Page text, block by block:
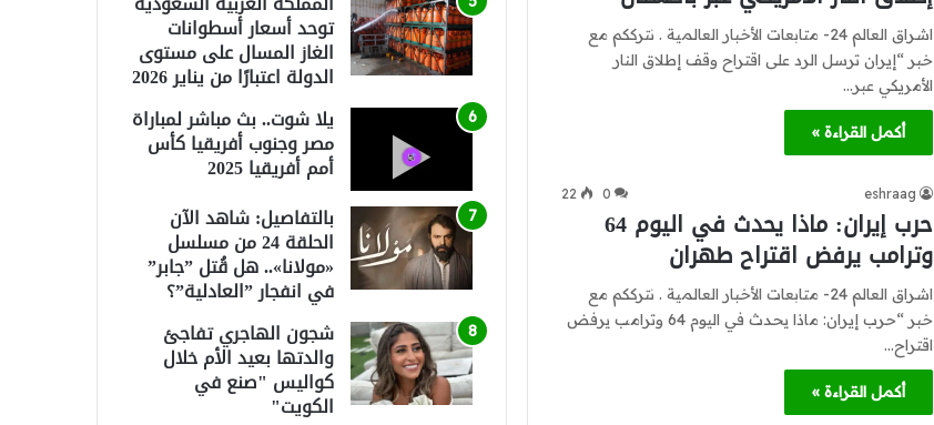
اشراق العالم 24- متابعات الأخبار العالمية . نترككم مع
خبر “إيران ترسل الرد على اقتراح وقف إطلاق النار
الأمريكي عبر…
أكمل القراءة »
eshraag
0
22
حرب إيران: ماذا يحدث في اليوم 64
وترامب يرفض اقتراح طهران
اشراق العالم 24- متابعات الأخبار العالمية . نترككم مع
خبر “حرب إيران: ماذا يحدث في اليوم 64 وترامب يرفض
اقتراح…
أكمل القراءة »
توحد أسعار أسطوانات
الغاز المسال على مستوى
الدولة اعتبارًا من يناير 2026
يلا شوت.. بث مباشر لمباراة
مصر وجنوب أفريقيا كأس
أمم أفريقيا 2025
بالتفاصيل: شاهد الآن
الحلقة 24 من مسلسل
«مولانا».. هل قُتل ”جابر”
في انفجار ”العادلية”؟
شجون الهاجري تفاجئ
والدتها بعيد الأم خلال
كواليس "صنع في
الكويت"